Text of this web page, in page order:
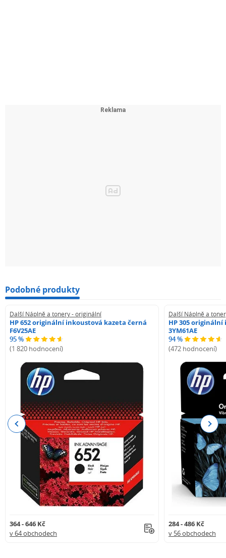
Podobné produkty
Další Náplně a tonery - originální
HP 652 originální inkoustová kazeta černá
F6V25AE
95 %
(1 820 hodnocení)
364 - 646 Kč
v 64 obchodech
Další Náplně a
HP 305
3YM61AE
94 %
(472 hodnocení)
284 - 486 Kč
v 56 obchodech
Previous Next